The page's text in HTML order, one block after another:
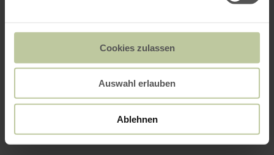
Cookies zulassen
Auswahl erlauben
Ablehnen